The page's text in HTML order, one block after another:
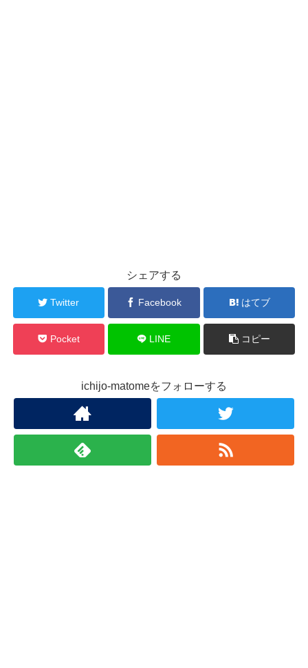
シェアする
Twitter Facebook はてブ
Pocket LINE コピー
ichijo-matomeをフォローする